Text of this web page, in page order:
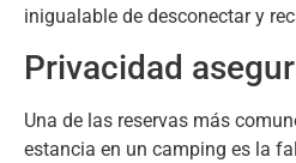
inigualable de desconectar y
Privacidad
Una de las reservas más
estancia en un camping es la